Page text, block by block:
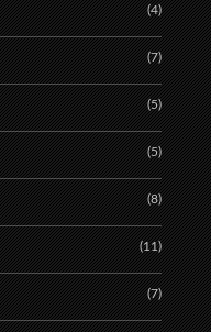
(4)
(7)
(5)
(5)
(8)
(11)
(7)